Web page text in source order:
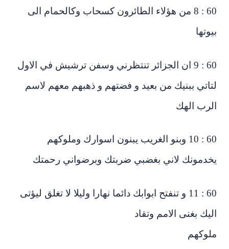
60 : 8 من هؤلاء الطائرون كسحاب وكالحمام الى
60 : 9 ان الجزائر تنتظرني وسفن ترشيش في الاول
ببنيك من بعيد و فضتهم و ذهبهم معهم لاسم
الهك
60 : 10 وبنو الغريب يبنون اسوارك وملوكهم
لاني بغضبي ضربتك وبرضواني رحمتك
60 : 11 و تنفتح ابوابك دائما نهارا وليلا لا تغلق ليؤتى
بغنى الامم وتقاد